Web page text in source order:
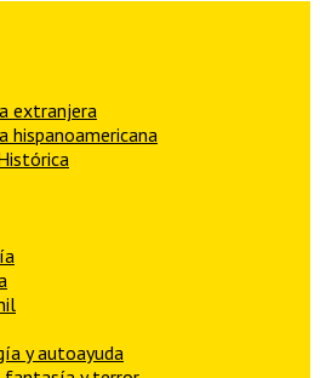
extranjera
hispanoamericana
y autoayuda